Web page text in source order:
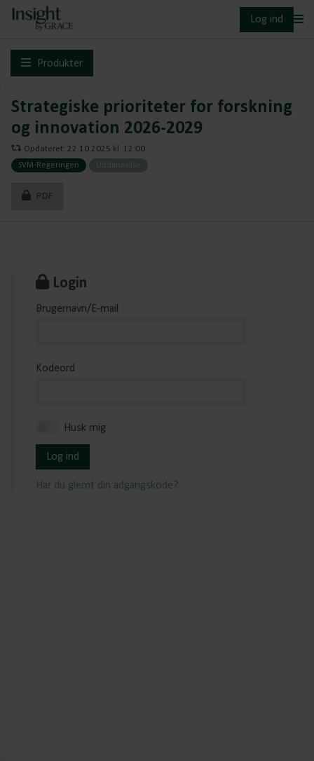
Log ind
Produkter
Strategiske prioriteter for forskning
og innovation 2026-2029
Opdateret: 22.10.2025 kl. 12:00
SVM-Regeringen Uddannelse
PDF
Login
Brugernavn/E-mail
Kodeord
Husk mig
Log ind
Har du glemt din adgangskode?